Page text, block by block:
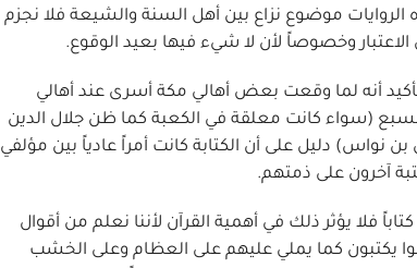
الروايات موضوع نزاع بين أهل السنة والشيعة فلا نجزم
وخصوصاً لأن لا شيء فيها بعيد الوقوع.
أنه لما وقعت بعض أهالي مكة أسرى عند أهالي
(سواء كانت معلقة في الكعبة كما ظن جلال الدين
دليل على أن الكتابة كانت أمراً عادياً بين مؤلفي
آخرون على ذمتهم.
فلا يؤثر ذلك في أهمية القرآن لأننا نعلم من أقوال
يكتبون كما يملي عليهم على العظام وعلى الخشب